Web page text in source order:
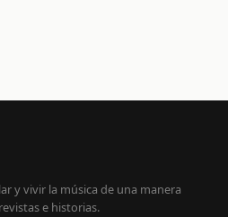
y vivir la música de una manera
e historias.